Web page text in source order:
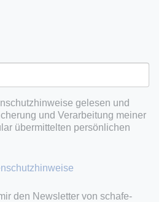
gelesen und
und Verarbeitung meiner
übermittelten persönlichen
den Newsletter von schafe-